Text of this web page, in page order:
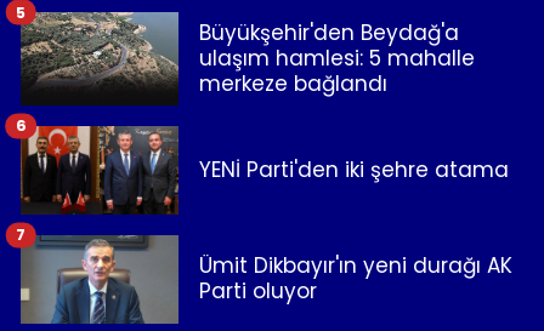
Büyükşehir'den Beydağ'a
ulaşım hamlesi: 5 mahalle
merkeze bağlandı
5
YENİ Parti'den iki şehre atama
6
Ümit Dikbayır'ın yeni durağı AK
Parti oluyor
7